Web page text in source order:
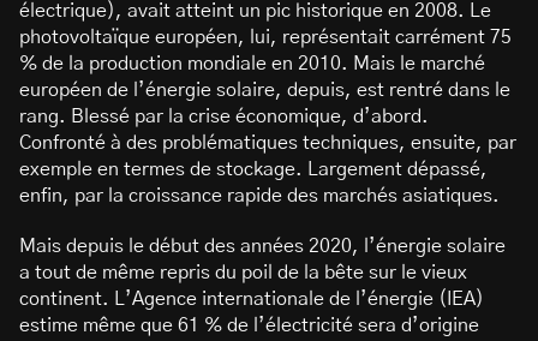
électrique), avait atteint un pic historique en 2008. Le
photovoltaïque européen, lui, représentait carrément 75
% de la production mondiale en 2010. Mais le marché
européen de l’énergie solaire, depuis, est rentré dans le
rang. Blessé par la crise économique, d’abord.
Confronté à des problématiques techniques, ensuite, par
exemple en termes de stockage. Largement dépassé,
enfin, par la croissance rapide des marchés asiatiques.
Mais depuis le début des années 2020, l’énergie solaire
a tout de même repris du poil de la bête sur le vieux
continent. L’Agence internationale de l’énergie (IEA)
estime même que 61 % de l’électricité sera d’origine